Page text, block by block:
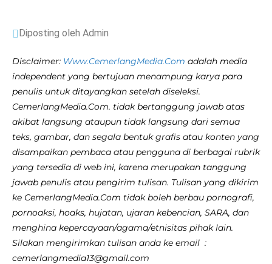
Diposting oleh Admin
Disclaimer: Www.CemerlangMedia.Com adalah media
independent yang bertujuan menampung karya para
penulis untuk ditayangkan setelah diseleksi.
CemerlangMedia.Com. tidak bertanggung jawab atas
akibat langsung ataupun tidak langsung dari semua
teks, gambar, dan segala bentuk grafis atau konten yang
disampaikan pembaca atau pengguna di berbagai rubrik
yang tersedia di web ini, karena merupakan tanggung
jawab penulis atau pengirim tulisan. Tulisan yang dikirim
ke CemerlangMedia.Com tidak boleh berbau pornografi,
pornoaksi, hoaks, hujatan, ujaran kebencian, SARA, dan
menghina kepercayaan/agama/etnisitas pihak lain.
Silakan mengirimkan tulisan anda ke email :
cemerlangmedia13@gmail.com